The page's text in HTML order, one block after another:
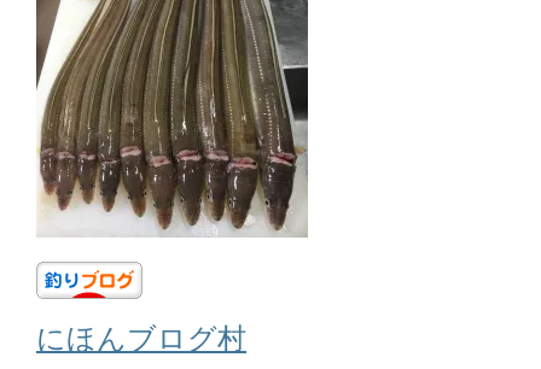
にほんブログ村